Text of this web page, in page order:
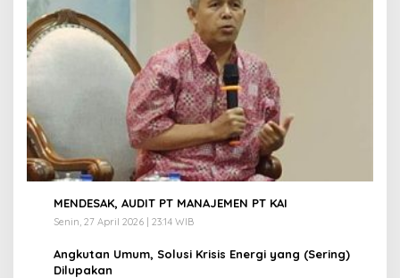
MENDESAK, AUDIT PT MANAJEMEN PT KAI
Senin, 27 April 2026 | 23:14 WIB
Angkutan Umum, Solusi Krisis Energi yang (Sering)
Dilupakan